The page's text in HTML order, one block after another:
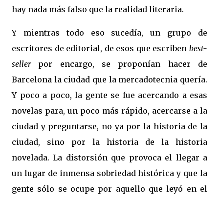
hay nada más falso que la realidad literaria.
Y mientras todo eso sucedía, un grupo de
escritores de editorial, de esos que escriben best-
sellerpor encargo, se proponían hacer de
Barcelona la ciudad que la mercadotecnia quería.
Y poco a poco, la gente se fue acercando a esas
novelas para, un poco más rápido, acercarse a la
ciudad y preguntarse, no ya por la historia de la
ciudad, sino por la historia de la historia
novelada. La distorsión que provoca el llegar a
un lugar de inmensa sobriedad histórica y que la
gente sólo se ocupe por aquello que leyó en el